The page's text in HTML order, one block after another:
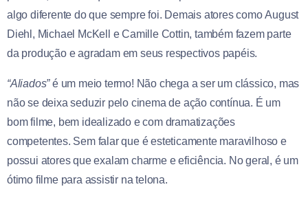
algo diferente do que sempre foi. Demais atores comoAugust
Diehl, Michael McKell e Camille Cottin, também fazem parte
da produção e agradam em seus respectivos papéis.
“Aliados”é um meio termo! Não chega a ser um clássico, mas
não se deixa seduzir pelo cinema de ação contínua. É um
bom filme, bem idealizado e com dramatizações
competentes. Sem falar que é esteticamente maravilhoso e
possui atores que exalam charme e eficiência. No geral, é um
ótimo filme para assistir na telona.